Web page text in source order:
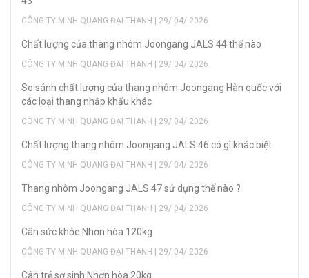
CÔNG TY MINH QUANG ĐẠI THANH | 29/ 04/ 2026
Chất lượng của thang nhôm Joongang JALS 44 thế nào
CÔNG TY MINH QUANG ĐẠI THANH | 29/ 04/ 2026
So sánh chất lượng của thang nhôm Joongang Hàn quốc với
các loại thang nhập khẩu khác
CÔNG TY MINH QUANG ĐẠI THANH | 29/ 04/ 2026
Chất lượng thang nhôm Joongang JALS 46 có gì khác biệt
CÔNG TY MINH QUANG ĐẠI THANH | 29/ 04/ 2026
Thang nhôm Joongang JALS 47 sử dụng thế nào ?
CÔNG TY MINH QUANG ĐẠI THANH | 29/ 04/ 2026
Cân sức khỏe Nhơn hòa 120kg
CÔNG TY MINH QUANG ĐẠI THANH | 29/ 04/ 2026
Cân trẻ sơ sinh Nhơn hòa 20kg